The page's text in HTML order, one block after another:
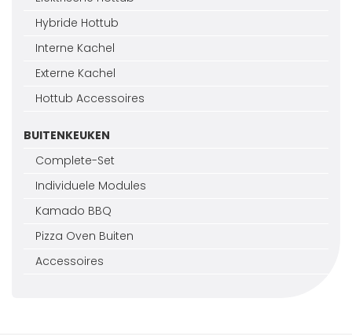
Hybride Hottub
Interne Kachel
Externe Kachel
Hottub Accessoires
BUITENKEUKEN
Complete-Set
Individuele Modules
Kamado BBQ
Pizza Oven Buiten
Accessoires